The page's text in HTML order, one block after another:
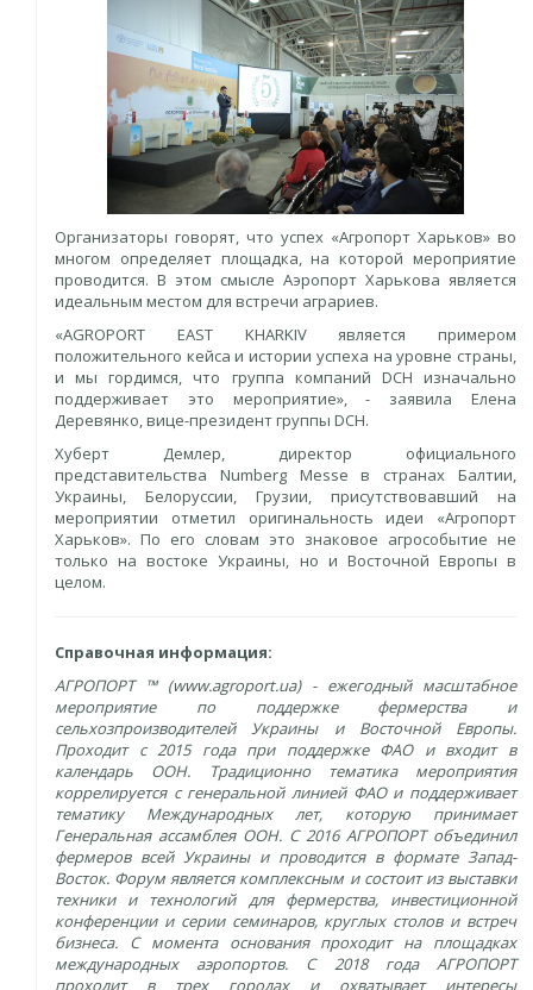
Организаторы говорят, что успех «Агропорт Харьков» во
многом определяет площадка, на которой мероприятие
проводится. В этом смысле Аэропорт Харькова является
идеальным местом для встречи аграриев.
«AGROPORT EAST KHARKIV является примером
положительного кейса и истории успеха на уровне страны,
и мы гордимся, что группа компаний DCH изначально
поддерживает это мероприятие», - заявила Елена
Деревянко, вице-президент группы DCH.
Хуберт Демлер, директор официального
представительства Numberg Messe в странах Балтии,
Украины, Белоруссии, Грузии, присутствовавший на
мероприятии отметил оригинальность идеи «Агропорт
Харьков». По его словам это знаковое агрособытие не
только на востоке Украины, но и Восточной Европы в
целом.
Справочная информация:
АГРОПОРТ ™ (www.agroport.ua) - ежегодный масштабное
мероприятие по поддержке фермерства и
сельхозпроизводителей Украины и Восточной Европы.
Проходит с 2015 года при поддержке ФАО и входит в
календарь ООН. Традиционно тематика мероприятия
коррелируется с генеральной линией ФАО и поддерживает
тематику Международных лет, которую принимает
Генеральная ассамблея ООН. С 2016 АГРОПОРТ объединил
фермеров всей Украины и проводится в формате Запад-
Восток. Форум является комплексным и состоит из выставки
техники и технологий для фермерства, инвестиционной
конференции и серии семинаров, круглых столов и встреч
бизнеса. С момента основания проходит на площадках
международных аэропортов. С 2018 года АГРОПОРТ
проходит в трех городах и охватывает интересы